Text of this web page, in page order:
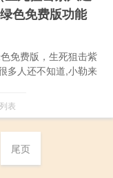
色免费版功能
免费版，生死狙击紫
多人还不知道,小勒来
表
尾页